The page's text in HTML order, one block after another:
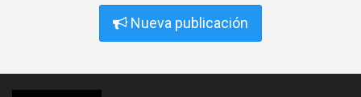
Nueva publicación